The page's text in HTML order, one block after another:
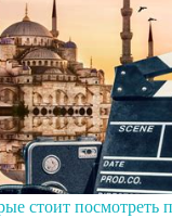
стоит посмотреть